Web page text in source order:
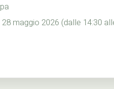
28 maggio 2026 (dalle 14:30